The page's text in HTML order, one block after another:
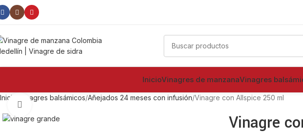
InicioVinagres de manzanaVinagres
Inicio Vinagres balsámicos Añejados 24 meses con infusión Vinagre con Allspice 250 ml
Vinagre